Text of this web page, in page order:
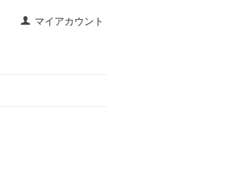
マイアカウント